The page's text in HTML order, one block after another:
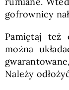
gofrownicy
Pamiętaj
można
Należy